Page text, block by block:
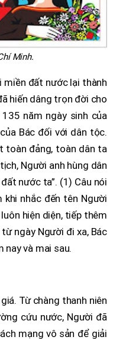
Minh.
miền đất nước lại thành
hiến dâng trọn đời cho
năm ngày sinh của
Bác đối với dân tộc.
toàn đảng, toàn dân ta
Người anh hùng dân
nước ta”. (1) Câu nói
nhắc đến tên Người
hiện diện, tiếp thêm
ngày Người đi xa, Bác
và mai sau.
Từ chàng thanh niên
cứu nước, Người đã
mạng vô sản để giải